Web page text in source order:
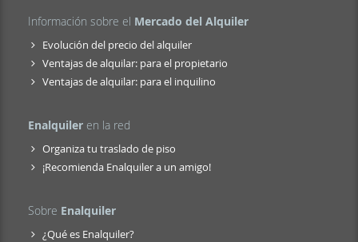
Información sobre el Mercado del Alquiler
Evolución del precio del alquiler
Ventajas de alquilar: para el propietario
Ventajas de alquilar: para el inquilino
Enalquiler en la red
Organiza tu traslado de piso
¡Recomienda Enalquiler a un amigo!
Sobre Enalquiler
¿Qué es Enalquiler?